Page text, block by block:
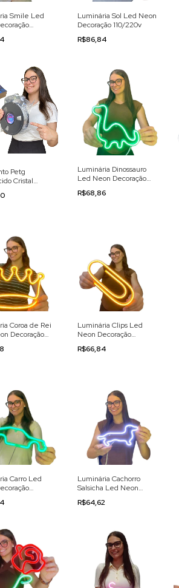
Smile Led
Luminária Sol Led Neon
Decoração 110/220v
R$86,84
Petg
Cristal
3d Gold Print
Translúcido
Luminária Dinossauro
Led Neon Decoração
R$68,86
Coroa de Rei
Decoração
Luminária Clips Led
Neon Decoração
110/220v
R$66,84
Carro Led
Luminária Cachorro
Salsicha Led Neon
Decoração 110/220v
R$64,62